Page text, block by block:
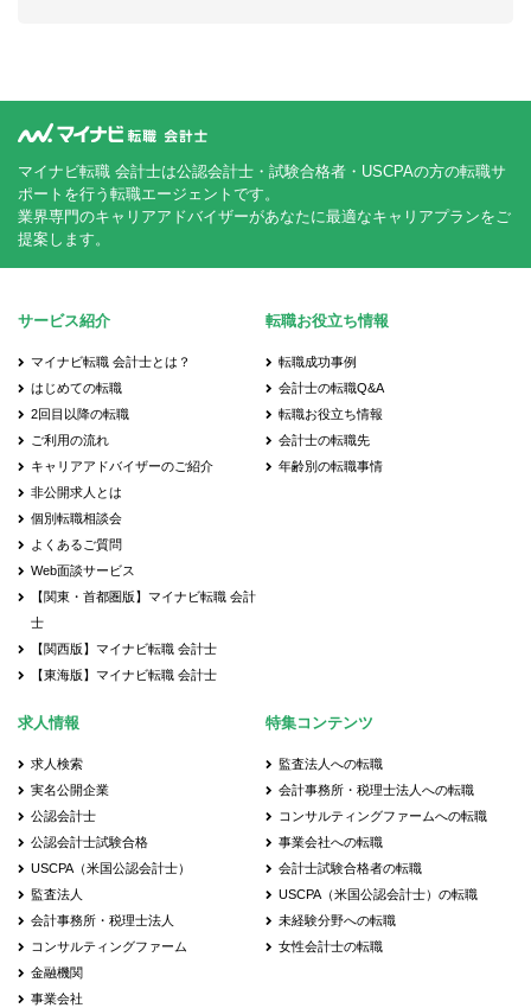
マイナビ転職 会計士は公認会計士・試験合格者・USCPAの方の転職サ
ポートを行う転職エージェントです。
業界専門のキャリアアドバイザーがあなたに最適なキャリアプランをご
提案します。
サービス紹介
マイナビ転職 会計士とは？
はじめての転職
2回目以降の転職
ご利用の流れ
キャリアアドバイザーのご紹介
非公開求人とは
個別転職相談会
よくあるご質問
Web面談サービス
【関東・首都圏版】マイナビ転職 会計
士
【関西版】マイナビ転職 会計士
【東海版】マイナビ転職 会計士
転職お役立ち情報
転職成功事例
会計士の転職Q&A
転職お役立ち情報
会計士の転職先
年齢別の転職事情
求人情報
求人検索
実名公開企業
公認会計士
公認会計士試験合格
USCPA（米国公認会計士）
監査法人
会計事務所・税理士法人
コンサルティングファーム
金融機関
事業会社
特集コンテンツ
監査法人への転職
会計事務所・税理士法人への転職
コンサルティングファームへの転職
事業会社への転職
会計士試験合格者の転職
USCPA（米国公認会計士）の転職
未経験分野への転職
女性会計士の転職